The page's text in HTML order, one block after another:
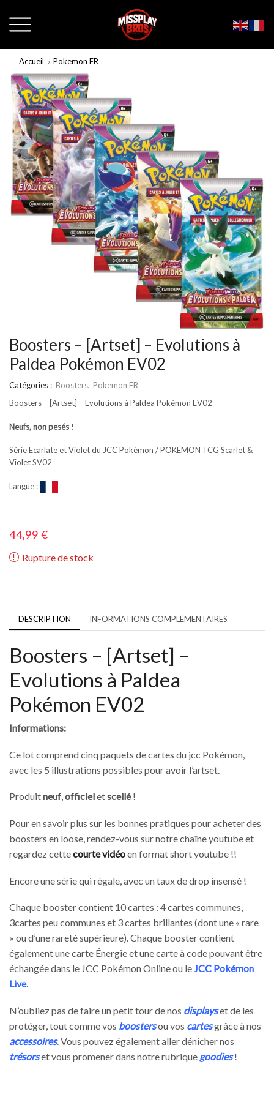
Accueil Pokemon FR
Boosters – [Artset] – Evolutions à
Paldea Pokémon EV02
Catégories : Boosters, Pokemon FR
Boosters – [Artset] – Evolutions à Paldea Pokémon EV02
Neufs, non pesés !
Série Ecarlate et Violet du JCC Pokémon / POKÉMON TCG Scarlet &
Violet SV02
Langue :
44,99 €
Rupture de stock
DESCRIPTION INFORMATIONS COMPLÉMENTAIRES
Boosters – [Artset] –
Evolutions à Paldea
Pokémon EV02
Informations:
Ce lot comprend cinq paquets de cartes du jcc Pokémon,
avec les 5 illustrations possibles pour avoir l’artset.
Produitneuf,officieletscellé!
Pour en savoir plus sur les bonnes pratiques pour acheter des
boosters en loose, rendez-vous sur notre chaîne youtube et
regardez cettecourte vidéoen format short youtube !!
Encore une série qui règale, avec un taux de drop insensé !
Chaque booster contient 10 cartes : 4 cartes communes,
3cartes peu communes et 3 cartes brillantes (dont une « rare
» ou d’une rareté supérieure). Chaque booster contient
également une carte Énergie et une carte à code pouvant être
échangée dans le JCC Pokémon Online ou leJCC Pokémon
Live.
N’oubliez pas de faire un petit tour de nos displayset de les
protéger, tout comme vos boostersou vos cartesgrâce à nos
accessoires. Vous pouvez également aller dénicher nos
trésorset vous promener dans notre rubrique goodies!